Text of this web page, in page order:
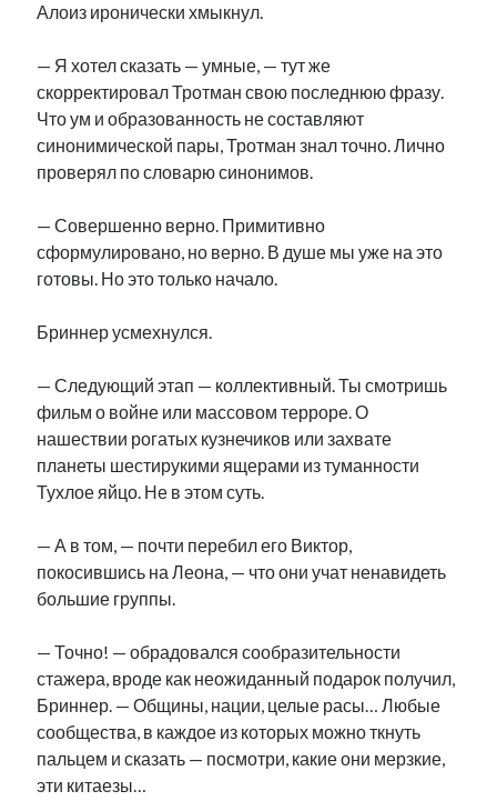
Алоиз иронически хмыкнул.
— Я хотел сказать — умные, — тут же
скорректировал Тротман свою последнюю фразу.
Что ум и образованность не составляют
синонимической пары, Тротман знал точно. Лично
проверял по словарю синонимов.
— Совершенно верно. Примитивно
сформулировано, но верно. В душе мы уже на это
готовы. Но это только начало.
Бриннер усмехнулся.
— Следующий этап — коллективный. Ты смотришь
фильм о войне или массовом терроре. О
нашествии рогатых кузнечиков или захвате
планеты шестирукими ящерами из туманности
Тухлое яйцо. Не в этом суть.
— А в том, — почти перебил его Виктор,
покосившись на Леона, — что они учат ненавидеть
большие группы.
— Точно! — обрадовался сообразительности
стажера, вроде как неожиданный подарок получил,
Бриннер. — Общины, нации, целые расы… Любые
сообщества, в каждое из которых можно ткнуть
пальцем и сказать — посмотри, какие они мерзкие,
эти китаезы…